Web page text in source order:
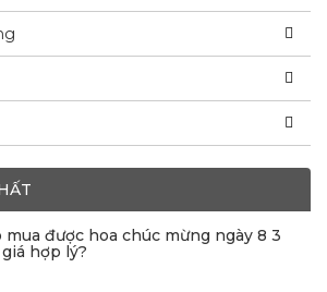
mua được hoa chúc mừng ngày 8 3
hợp lý?